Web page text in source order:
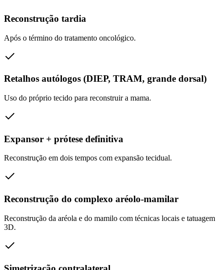
Reconstrução tardia
Após o término do tratamento oncológico.
Retalhos autólogos (DIEP, TRAM, grande dorsal)
Uso do próprio tecido para reconstruir a mama.
Expansor + prótese definitiva
Reconstrução em dois tempos com expansão tecidual.
Reconstrução do complexo aréolo-mamilar
Reconstrução da aréola e do mamilo com técnicas locais e tatuagem
3D.